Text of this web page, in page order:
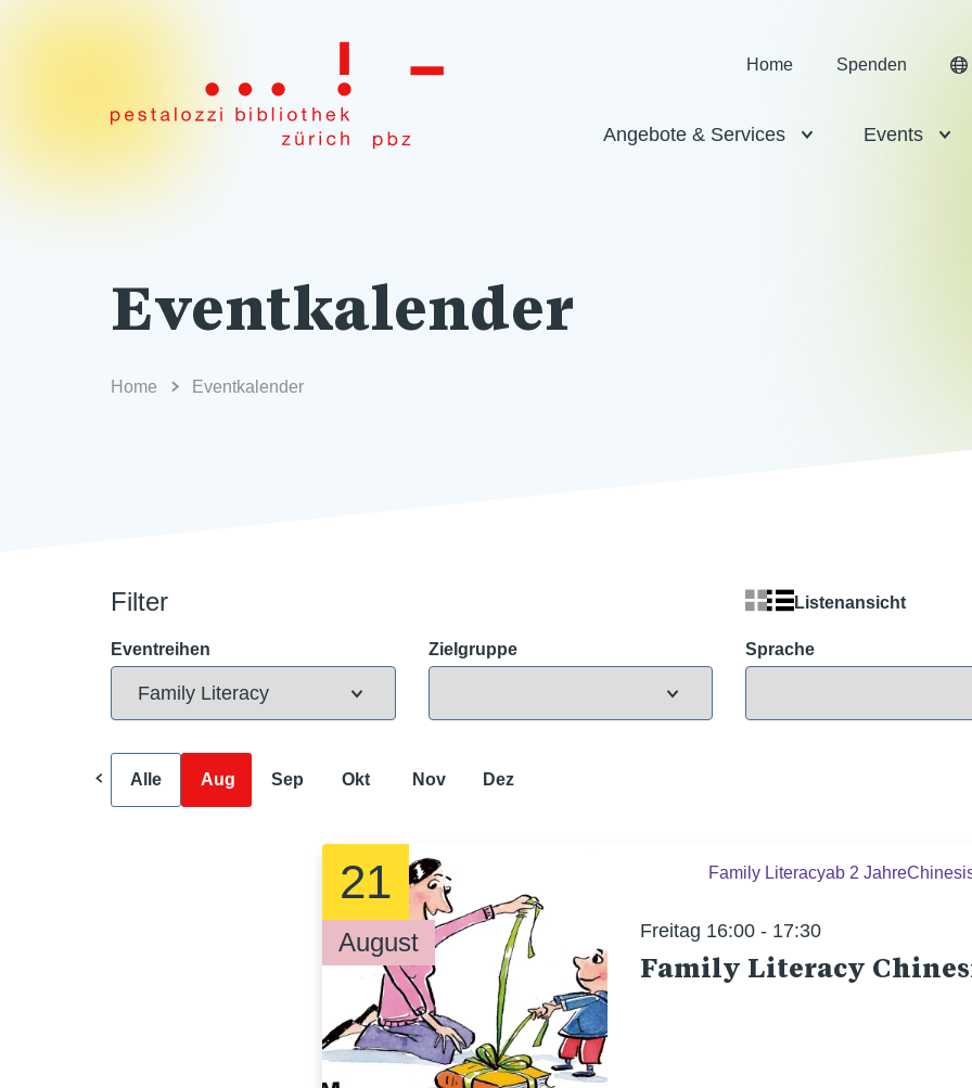
Home Spenden
Angebote & Services Events
Eventkalender
Home Eventkalender
Filter Listenansicht
Eventreihen Zielgruppe Sprache
Alle Aug Sep Okt Nov Dez
21
August
Family Literacyab 2 Jahre
Freitag 16:00 - 17:30
Family Literacy